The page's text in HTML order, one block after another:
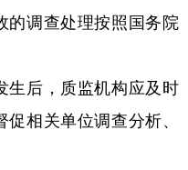
的调查处理按照国务院
后，质监机构应及时
相关单位调查分析、